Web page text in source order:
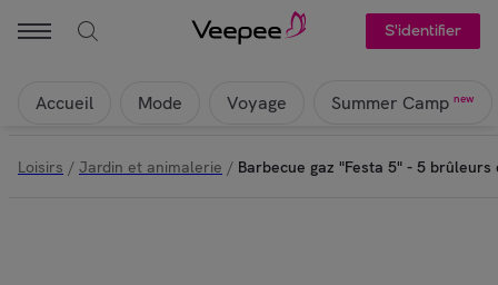
S'identifier
Accueil Mode Voyage Summer Camp new
Loisirs / Jardin et animalerie / Barbecue gaz "Festa 5" - 5